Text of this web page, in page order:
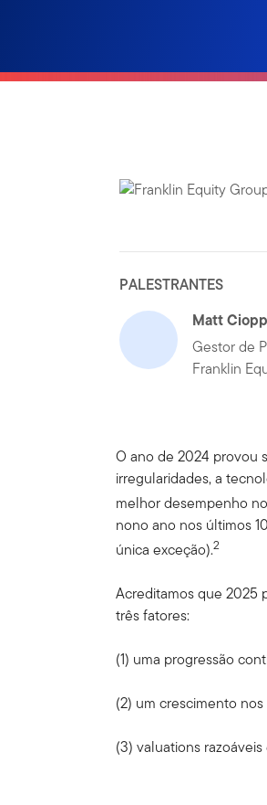
PALESTRANTES
Matt
Gestor de
Franklin
O ano de 2024 provou
irregularidades, a
melhor desempenho
nono ano nos últimos
única exceção).2
Acreditamos que 2025
três fatores:
(1) uma progressão
(2) um crescimento
(3) valuations